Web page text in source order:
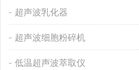
超声波乳化器
超声波细胞粉碎机
低温超声波萃取仪